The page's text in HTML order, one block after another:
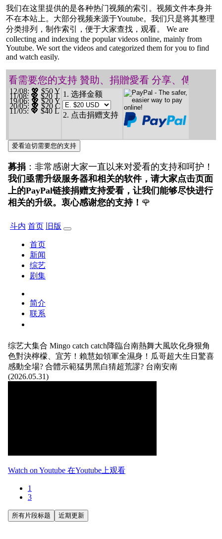
我们在这里提供的是各种热门视频的索引。视频文件本身并
不在本站上。大部分视频来源于Youtube。我们只是将其整理
分类排列，制作索引，便于大家查找，观看。 We are
collecting and indexing the popular videos online, mainly from
Youtube. We sort the videos and categorized them for you to find
and watch easily.
看需要您的支持 贊助、捐贈愛看 分享、傳播愛
12/08: 💖 $50 Y
11/08: 💖 $20 T
19/06: 💖 $20 Y
20/05: 💖 $20 C
11/05: 💖 $40 L
1. 选择金额
2. 点击捐赠支持
爱看迫切需要您的支持
募捐 ：非常感谢大家一直以来对爱看的支持和呵护！
我们亟需升级服务器和相关的软件，请大家点击页面
上的PayPal链接捐赠支持爱看，让我们能够尽快进行
相关的升级。衷心感谢您的支持！ 🌹
斗内 首页 旧版
首页
新闻
综艺
剧集
简介
联系
综艺大集合 Mingo catch catch降臨台南熱舞大風吹化身狠角
色對決檸檬、宜芳！賴慧如領軍全濕身！瓜哥超大生日驚喜
感動全場? 合體示範猛男黑白猜超荒謬? 台南安南
(2026.05.31)
Watch on Youtube 在Youtube上观看
1
3
所有片段标题 近期更新